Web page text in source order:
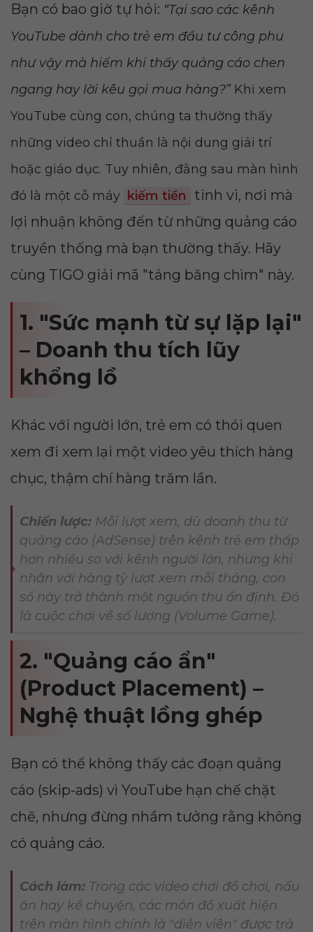
Bạn có bao giờ tự hỏi: “Tại sao các kênh
YouTube dành cho trẻ em đầu tư công phu
như vậy mà hiếm khi thấy quảng cáo chen
ngang hay lời kêu gọi mua hàng?”Khi xem
YouTube cùng con, chúng ta thường thấy
những video chỉ thuần là nội dung giải trí
hoặc giáo dục. Tuy nhiên, đằng sau màn hình
đó là một cỗ máy kiếm tiền
tinh vi, nơi mà
lợi nhuận không đến từ những quảng cáo
truyền thống mà bạn thường thấy. Hãy
cùng TIGO giải mã "tảng băng chìm" này.
1. "Sức mạnh từ sự lặp lại"
– Doanh thu tích lũy
khổng lồ
Khác với người lớn, trẻ em có thói quen
xem đi xem lại một video yêu thích hàng
chục, thậm chí hàng trăm lần.
Chiến lược: Mỗi lượt xem, dù doanh thu từ
quảng cáo (AdSense) trên kênh trẻ em thấp
hơn nhiều so với kênh người lớn, nhưng khi
nhân với hàng tỷ lượt xem mỗi tháng, con
số này trở thành một nguồn thu ổn định. Đó
là cuộc chơi về số lượng (Volume Game).
2. "Quảng cáo ẩn"
(Product Placement) –
Nghệ thuật lồng ghép
Bạn có thể không thấy các đoạn quảng
cáo (skip-ads) vì YouTube hạn chế chặt
chẽ, nhưng đừng nhầm tưởng rằng không
có quảng cáo.
Cách làm: Trong các video chơi đồ chơi, nấu
ăn hay kể chuyện, các món đồ xuất hiện
trên màn hình chính là "diễn viên" được trả